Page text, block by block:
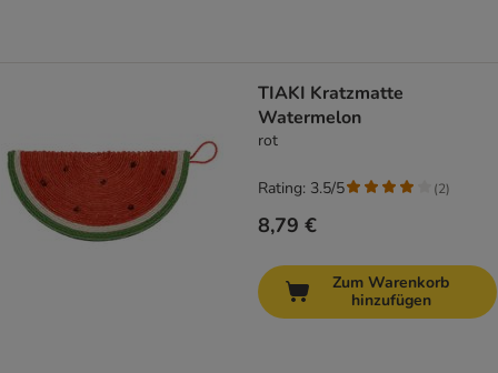
TIAKI Kratzmatte
Watermelon
rot
8,79 €
Rating: 3.5/5 (2)
Zum Warenkorb
hinzufügen